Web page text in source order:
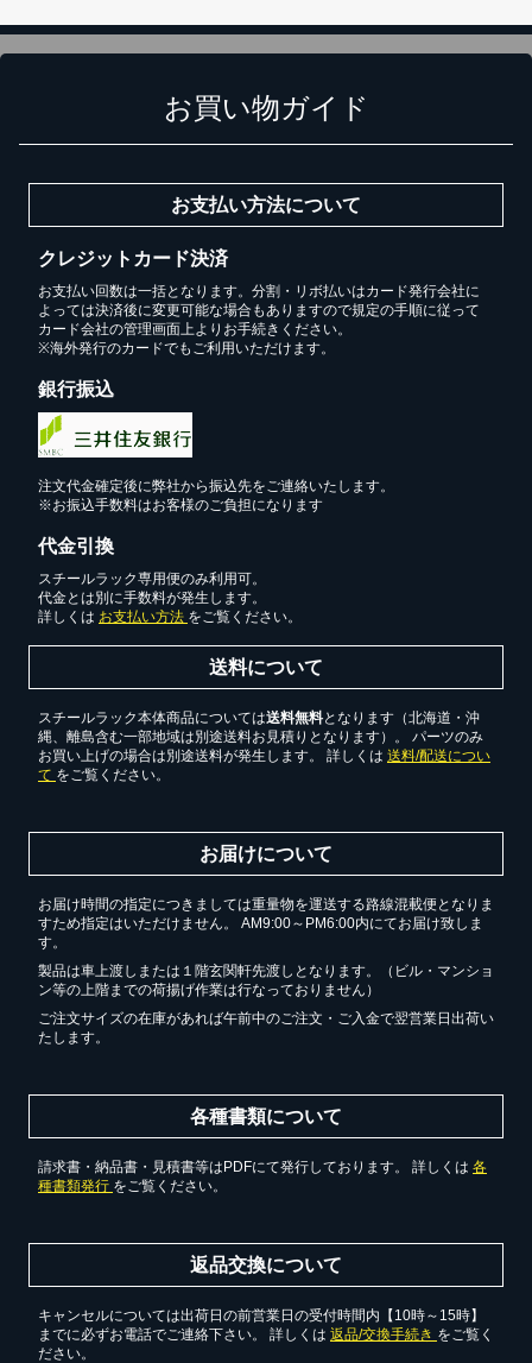
お買い物ガイド
お支払い方法について
クレジットカード決済
お支払い回数は一括となります。分割・リボ払いはカード発行会社に
よっては決済後に変更可能な場合もありますので規定の手順に従って
カード会社の管理画面上よりお手続きください。
※海外発行のカードでもご利用いただけます。
銀行振込
注文代金確定後に弊社から振込先をご連絡いたします。
※お振込手数料はお客様のご負担になります
代金引換
スチールラック専用便のみ利用可。
代金とは別に手数料が発生します。
詳しくは お支払い方法 をご覧ください。
送料について
スチールラック本体商品については送料無料となります（北海道・沖
縄、離島含む一部地域は別途送料お見積りとなります）。 パーツのみ
お買い上げの場合は別途送料が発生します。 詳しくは 送料/配送につい
て をご覧ください。
お届けについて
お届け時間の指定につきましては重量物を運送する路線混載便となりま
すため指定はいただけません。 AM9:00～PM6:00内にてお届け致しま
す。
製品は車上渡しまたは１階玄関軒先渡しとなります。（ビル・マンショ
ン等の上階までの荷揚げ作業は行なっておりません）
ご注文サイズの在庫があれば午前中のご注文・ご入金で翌営業日出荷い
たします。
各種書類について
請求書・納品書・見積書等はPDFにて発行しております。 詳しくは 各
種書類発行 をご覧ください。
返品交換について
キャンセルについては出荷日の前営業日の受付時間内【10時～15時】
までに必ずお電話でご連絡下さい。 詳しくは 返品/交換手続き をご覧く
ださい。